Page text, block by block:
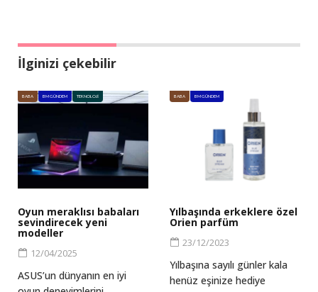
İlginizi çekebilir
BABA BM GÜNDEM TEKNOLOJI
Oyun meraklısı babaları
sevindirecek yeni
modeller
12/04/2025
ASUS’un dünyanın en iyi
BABA BM GÜNDEM
Yılbaşında erkeklere özel
Orien parfüm
23/12/2023
Yılbaşına sayılı günler kala
henüz eşinize hediye